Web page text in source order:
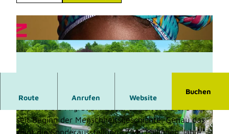
Route Anrufen Website
Buchen
Kaum ein Thema spaltet die Gesellschaft aktuell so
seit Beginn der Menschheitsgeschichte. Genau das
zeigt die Sonderausstellung „Zwei Millionen Jahre